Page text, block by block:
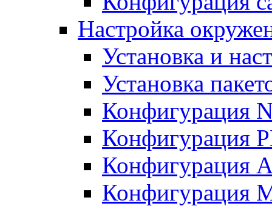
Настройка
Установка и
Установка
Конфигурация
Конфигурация
Конфигурация
Конфигурация